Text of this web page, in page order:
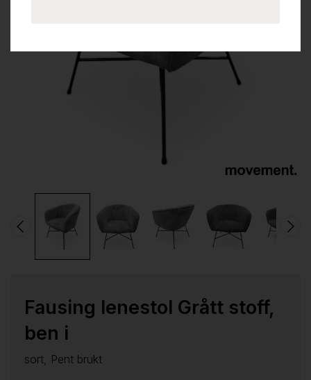
Fausing lenestol Grått stoff,
ben i
sort, Pent brukt